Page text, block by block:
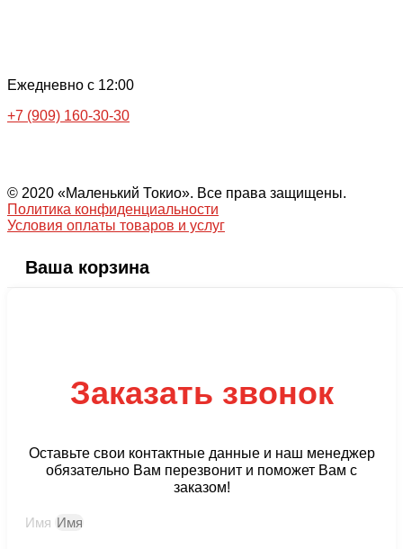
Ежедневно с 12:00
+7 (909) 160-30-30
© 2020 «Маленький Токио». Все права защищены.
Политика конфиденциальности
Условия оплаты товаров и услуг
Ваша корзина
Заказать звонок
Оставьте свои контактные данные и наш менеджер
обязательно Вам перезвонит и поможет Вам с
заказом!
Имя